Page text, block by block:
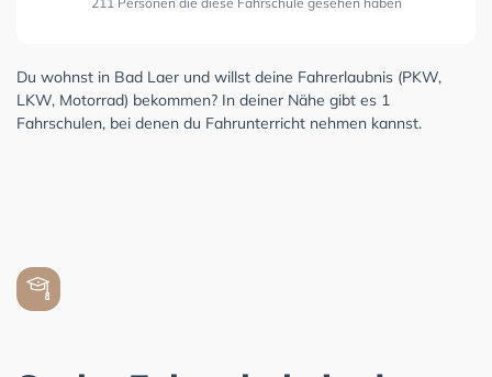
Du wohnst in Bad Laer und willst deine Fahrerlaubnis (PKW,
LKW, Motorrad) bekommen? In deiner Nähe gibt es 1
Fahrschulen, bei denen du Fahrunterricht nehmen kannst.